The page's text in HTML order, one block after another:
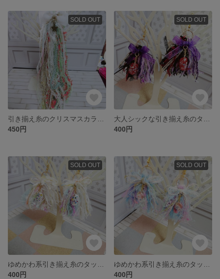
SOLD OUT
450円
SOLD OUT
400円
SOLD OUT
400円
SOLD OUT
400円